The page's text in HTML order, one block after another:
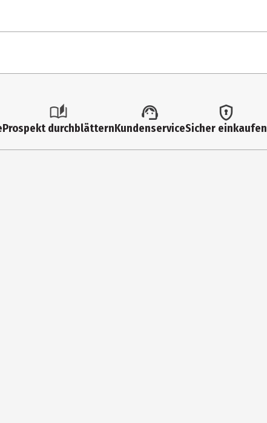
Prospekt durchblätternKundenserviceSicher einkaufen